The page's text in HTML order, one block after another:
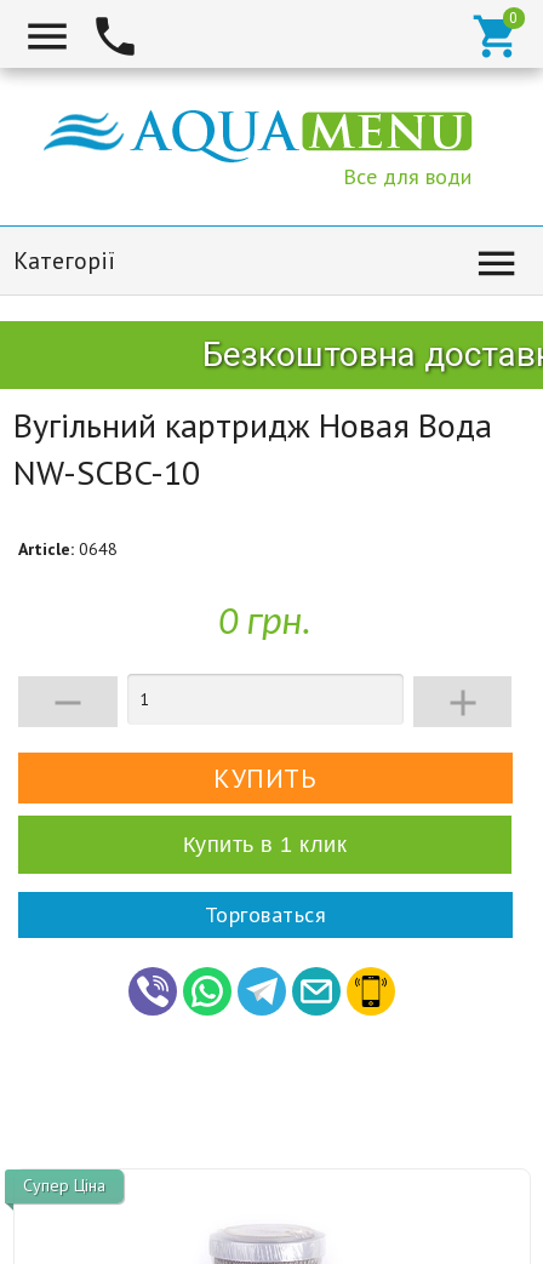
  
Все для води
Категорії 
Безкоштовна
Вугільний картридж Новая Вода
NW-SCBC-10
Article: 0648
0 грн.
 
Купить в 1 клик
Торговаться
Супер Ціна